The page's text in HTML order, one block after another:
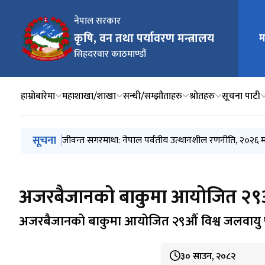
नेपाल सरकार
कृषि, वन तथा पर्यावरण मन्त्रालय
सिहदरवार काठमाण्डौं
मुख्य
हाम्रोबारेमा महाशाखा/शाखा सन्धी/सम्झौताहरु श्रोतहरु सूचना पाटी
मुख्य नेभिगेसनमा जानुहोस्
सूचना सौर्य सिमिन्ट लिमिटेड द्धारा उत्खनन् तथा संकलन गरिने
जीवन्त सगरमाथा: नेपाल पर्वतीय उत्थानशील रणनीति,
बागमती नदी देखि सुन्दरीजल पानी प्रशोधन केन्द्र सम्मको
धुलिखेल माउन्टेन रिसोर्टको EIA मा सुझाव सम्बन्धी सूचना
UNFCCC र पेरिस सम्झौता अन्तर्गत नेपालको जलवायु
अजरबैजानको बाकुमा आयोजित
अजरबैजानको बाकुमा आयोजित २९औं विश्व जलवायु
३० साउन, २०८२